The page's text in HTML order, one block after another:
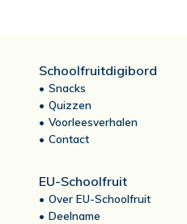
Schoolfruitdigibord
Snacks
Quizzen
Voorleesverhalen
Contact
EU-Schoolfruit
Over EU-Schoolfruit
Deelname